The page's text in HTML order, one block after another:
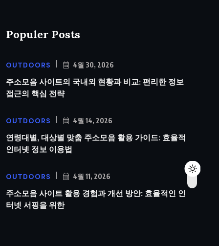
Populer Posts
OUTDOORS 4월 30, 2026
주소모음 사이트의 국내외 현황과 비교: 편리한 정보
접근의 핵심 전략
OUTDOORS 4월 14, 2026
연령대별, 대상별 맞춤 주소모음 활용 가이드: 효율적
인터넷 정보 이용법
OUTDOORS 4월 11, 2026
주소모음 사이트 활용 경험과 개선 방안: 효율적인 인
터넷 서핑을 위한